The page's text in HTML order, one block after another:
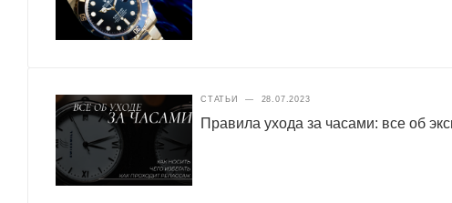
СТАТЬИ — 28.07.2023
Правила ухода за часами: все об